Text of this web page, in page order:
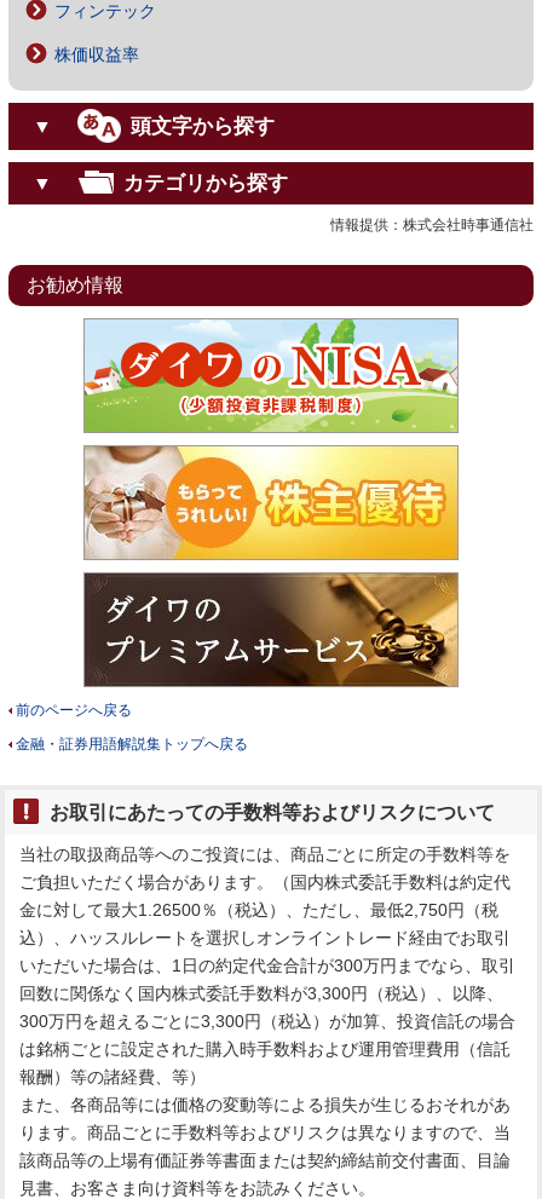
フィンテック
株価収益率
▼ 頭文字から探す
▼ カテゴリから探す
情報提供：株式会社時事通信社
お勧め情報
前のページへ戻る
金融・証券用語解説集トップへ戻る
お取引にあたっての手数料等およびリスクについて
当社の取扱商品等へのご投資には、商品ごとに所定の手数料等を
ご負担いただく場合があります。（国内株式委託手数料は約定代
金に対して最大1.26500％（税込）、ただし、最低2,750円（税
込）、ハッスルレートを選択しオンライントレード経由でお取引
いただいた場合は、1日の約定代金合計が300万円までなら、取引
回数に関係なく国内株式委託手数料が3,300円（税込）、以降、
300万円を超えるごとに3,300円（税込）が加算、投資信託の場合
は銘柄ごとに設定された購入時手数料および運用管理費用（信託
報酬）等の諸経費、等）
また、各商品等には価格の変動等による損失が生じるおそれがあ
ります。商品ごとに手数料等およびリスクは異なりますので、当
該商品等の上場有価証券等書面または契約締結前交付書面、目論
見書、お客さま向け資料等をお読みください。